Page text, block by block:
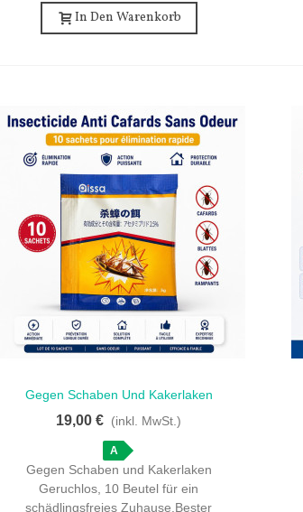
In Den Warenkorb
Schnellansicht
Gegen Schaben Und Kakerlaken
Geruchlos - Effektiv Gegen Plagen
19,00 € (inkl. MwSt.)
A
Gegen Schaben und Kakerlaken
Geruchlos, 10 Beutel für ein
schädlingsfreies Zuhause.Bester